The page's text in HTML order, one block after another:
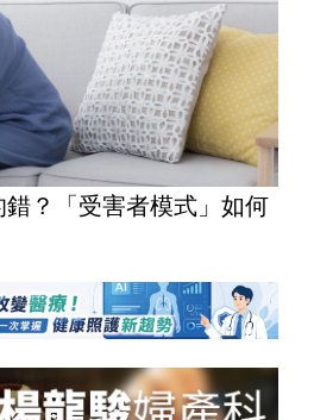
？「受害者模式」如何